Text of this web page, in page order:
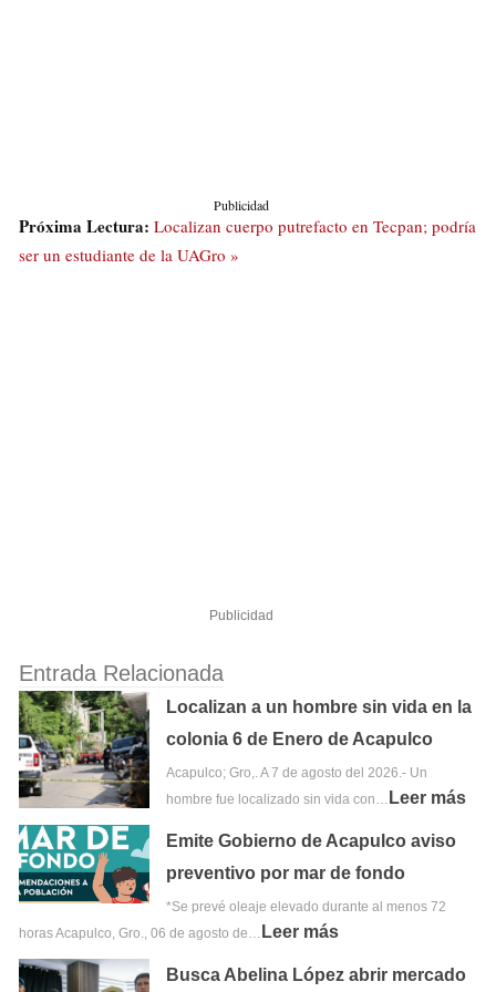
Publicidad
Próxima Lectura: Localizan cuerpo putrefacto en Tecpan; podría
ser un estudiante de la UAGro »
Publicidad
Entrada Relacionada
Localizan a un hombre sin vida en la
colonia 6 de Enero de Acapulco
Acapulco; Gro,. A 7 de agosto del 2026.- Un
hombre fue localizado sin vida con… Leer más
Emite Gobierno de Acapulco aviso
preventivo por mar de fondo
*Se prevé oleaje elevado durante al menos 72
horas Acapulco, Gro., 06 de agosto de… Leer más
Busca Abelina López abrir mercado